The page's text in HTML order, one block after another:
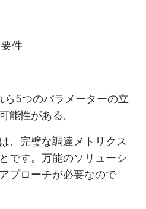
件
ら5つのパラメーターの立
能性がある。
、完璧な調達メトリクス
です。万能のソリューシ
プローチが必要なので